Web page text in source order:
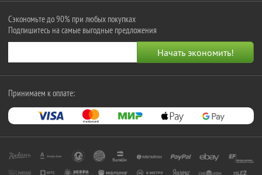
Сэкономьте до 90% при любых покупках
Подпишитесь на самые выгодные предложения
Принимаем к оплате: